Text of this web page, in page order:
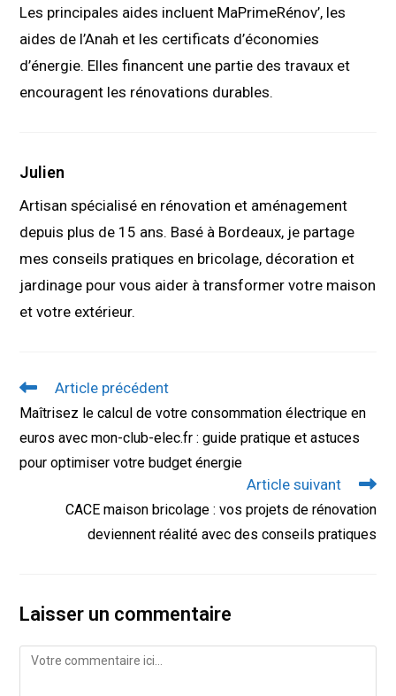
Les principales aides incluent MaPrimeRénov’, les
aides de l’Anah et les certificats d’économies
d’énergie. Elles financent une partie des travaux et
encouragent les rénovations durables.
Julien
Artisan spécialisé en rénovation et aménagement
depuis plus de 15 ans. Basé à Bordeaux, je partage
mes conseils pratiques en bricolage, décoration et
jardinage pour vous aider à transformer votre maison
et votre extérieur.
Read
articles
Article précédent
Maîtrisez le calcul de votre consommation électrique en
euros avec mon-club-elec.fr : guide pratique et astuces
pour optimiser votre budget énergie
Article suivant
CACE maison bricolage : vos projets de rénovation
deviennent réalité avec des conseils pratiques
Laisser un commentaire
Comment